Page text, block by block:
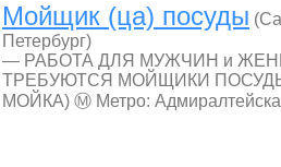
Мойщик (ца) посуды
Петербург)
— РАБОТА ДЛЯ МУЖЧИН и
ТРЕБУЮТСЯ МОЙЩИКИ
МОЙКА) Ⓜ Метро: